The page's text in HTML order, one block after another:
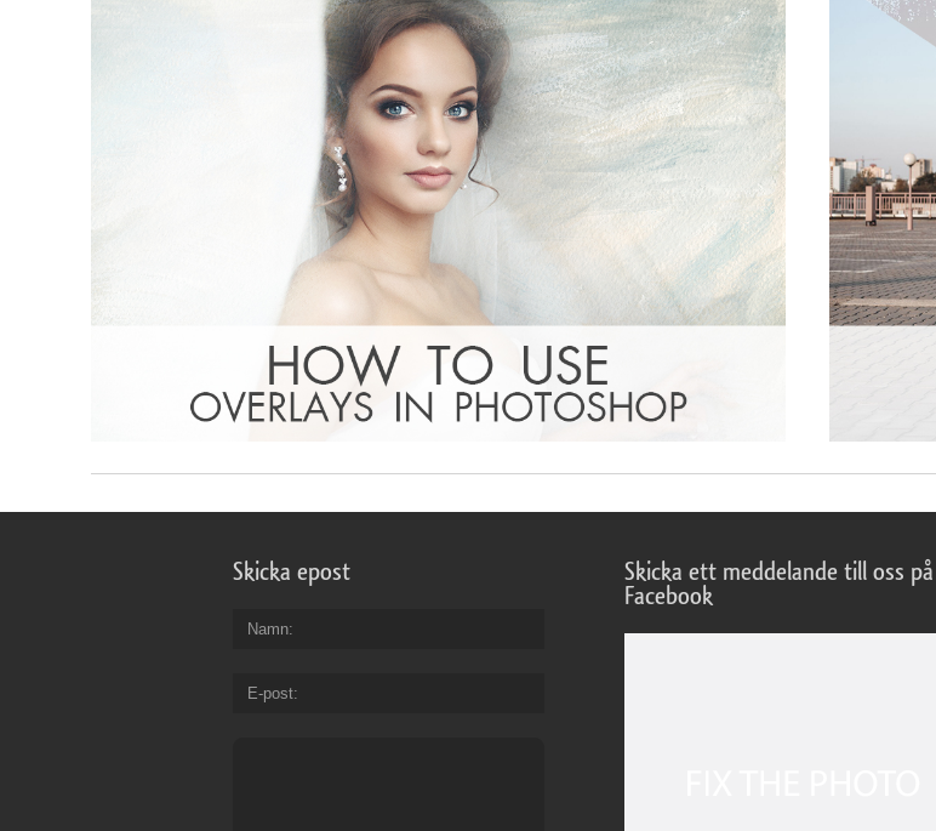
Skicka epost
Namn
E-post
Skicka ett meddelande till oss på
Facebook